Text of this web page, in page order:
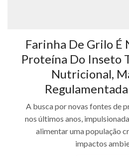
Farinha De Grilo É
Proteína Do Inseto
Nutricional,
A busca por novas fontes de
nos últimos anos,
alimentar uma população
impactos